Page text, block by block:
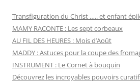
Transfiguration du Christ ….. et enfant
MAMY RACONTE : Les sept corbeaux
AU FIL DES HEURES : Mois d’Août
MADDY : Astuces pour la coupe des
INSTRUMENT : Le Cornet à bouquin
Découvrez les incroyables pouvoirs